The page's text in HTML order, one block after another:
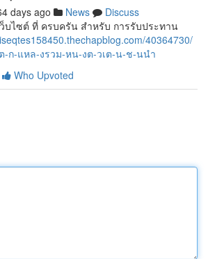
days ago News
Discuss
บไซต์ ที่ ครบครัน สำหรับ การรับประทาน
40364730/
-ก-แหล-งรวม-หน-งต-วเต-น-ช-นนำ
Who Upvoted